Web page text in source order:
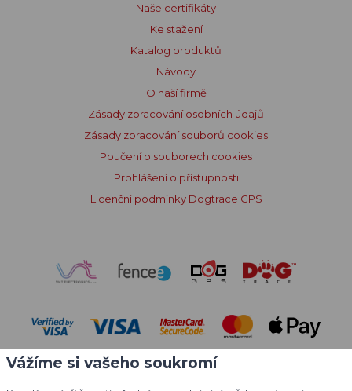
Naše certifikáty
Ke stažení
Katalog produktů
Návody
O naší firmě
Zásady zpracování osobních údajů
Zásady zpracování souborů cookies
Poučení o souborech cookies
Prohlášení o přístupnosti
Licenční podmínky Dogtrace GPS
Vážíme si vašeho soukromí